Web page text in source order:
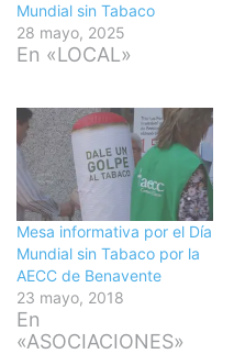
Mundial sin Tabaco
28 mayo, 2025
En «LOCAL»
Mesa informativa por el Día
Mundial sin Tabaco por la
AECC de Benavente
23 mayo, 2018
En
«ASOCIACIONES»